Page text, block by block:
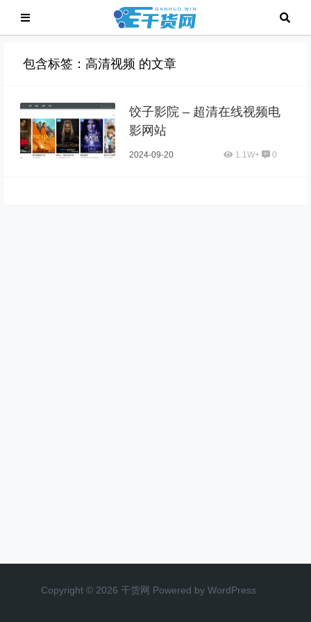
包含标签：高清视频 的文章
饺子影院 – 超清在线视频电
影网站
2024-09-20 1.1W+ 0
Copyright © 2026 干货网 Powered by WordPress